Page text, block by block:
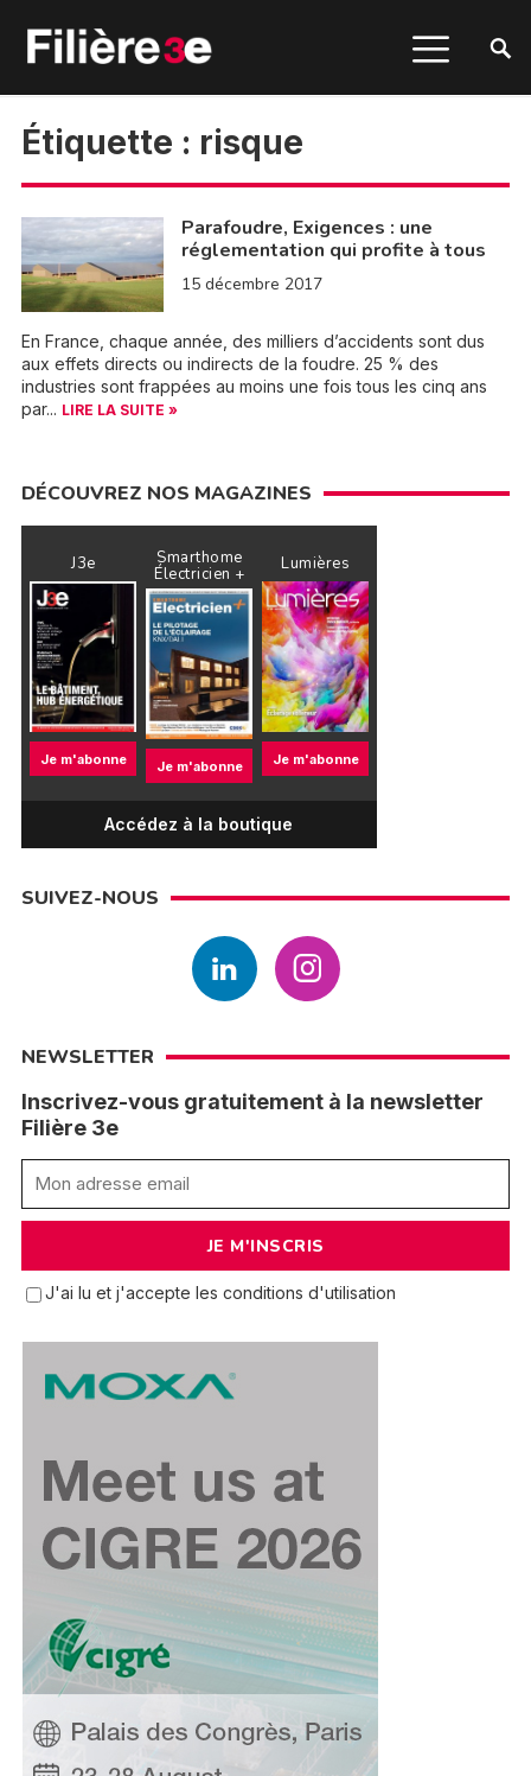
Étiquette : risque
Parafoudre, Exigences : une
réglementation qui profite à tous
15 décembre 2017
En France, chaque année, des milliers d’accidents sont dus
aux effets directs ou indirects de la foudre. 25 % des
industries sont frappées au moins une fois tous les cinq ans
par... LIRE LA SUITE »
DÉCOUVREZ NOS MAGAZINES
J3e
Je m'abonne
Smarthome
Électricien +
Je m'abonne
Lumières
Je m'abonne
Accédez à la boutique
SUIVEZ-NOUS
NEWSLETTER
Inscrivez-vous gratuitement à la newsletter
Filière 3e
J'ai lu et j'accepte les conditions d'utilisation